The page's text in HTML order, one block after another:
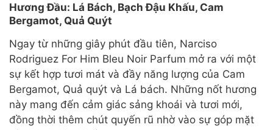
Hương Đầu: Lá Bách, Bạch Đậu Khấu, Cam
Bergamot, Quả Quýt
Ngay từ những giây phút đầu tiên, Narciso
Rodriguez For Him Bleu Noir Parfum mở ra với một
sự kết hợp tươi mát và đầy năng lượng của Cam
Bergamot, Quả quýt và Lá bách. Những nốt hương
này mang đến cảm giác sảng khoái và tươi mới,
đồng thời thêm chút quyến rũ nhờ vào sự góp mặt